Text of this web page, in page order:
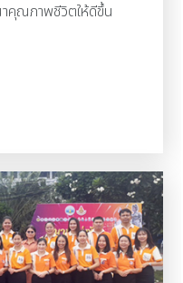
คุณภาพชีวิตให้ดีขึ้น